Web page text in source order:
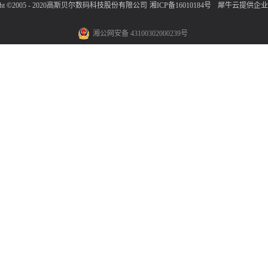
©2005 - 2020高斯贝尔数码科技股份有限公司 湘ICP备16010184号 犀牛云提供企
湘公网安备 43100302000239号